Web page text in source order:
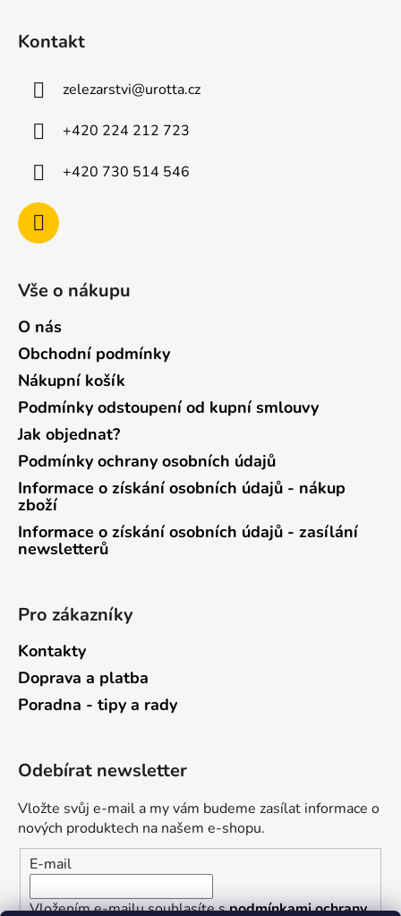
Kontakt
zelezarstvi@urotta.cz
+420 224 212 723
+420 730 514 546
Vše o nákupu
O nás
Obchodní podmínky
Nákupní košík
Podmínky odstoupení od kupní smlouvy
Jak objednat?
Podmínky ochrany osobních údajů
Informace o získání osobních údajů - nákup
zboží
Informace o získání osobních údajů - zasílání
newsletterů
Pro zákazníky
Kontakty
Doprava a platba
Poradna - tipy a rady
Odebírat newsletter
Vložte svůj e-mail a my vám budeme zasílat informace o
nových produktech na našem e-shopu.
E-mail
Vložením e-mailu souhlasíte spodmínkami ochrany